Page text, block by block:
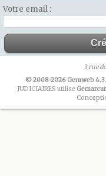
Votre email
3 rue
© 2008-2026 Gemweb
JUDICIAIRES utilise